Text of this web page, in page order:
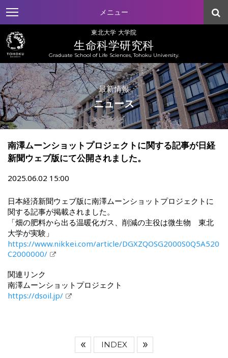
メニュー
東北大学 大学院
生命科学研究科
Graduate School of Life Sciences, Tohoku University.
最新情報
ニュース
南澤ムーンショットプロジェクトに関する記事が日経
新聞ウェブ版にて公開されました。
2025.06.02 15:00
日本経済新聞ウェブ版に南澤ムーンショットプロジェクトに
関する記事が掲載されました。
「畑の肥料から出る温暖化ガス、削減の主役は微生物 東北
大学が実験」
https://www.nikkei.com/article/DGXZQOSG2000S0Q5A520
C2000000/
関連リンク
南澤ムーンショットプロジェクト
https://dsoil.jp/
INDEX